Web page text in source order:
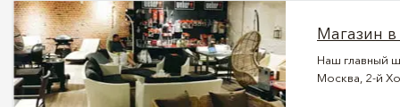
Магазин
Наш главный
Москва, 2-й